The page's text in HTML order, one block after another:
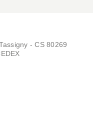
- CS 80269